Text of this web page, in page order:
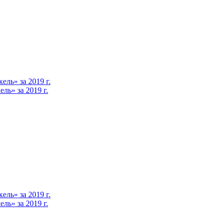
за 2019 г.
за 2019 г.
за 2019 г.
за 2019 г.